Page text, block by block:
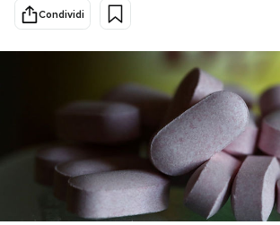
Economia
NEWSLETTER
Condividi